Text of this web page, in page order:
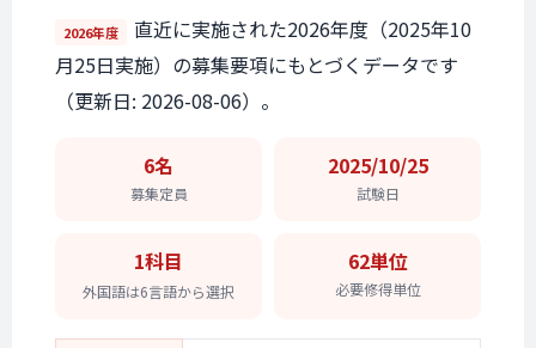
2026年度
直近に実施された2026年度（2025年10
月25日実施）の募集要項にもとづくデータです
（更新日: 2026-08-06）。
6名
募集定員
2025/10/25
試験日
1科目
外国語は6言語から選択
62単位
必要修得単位